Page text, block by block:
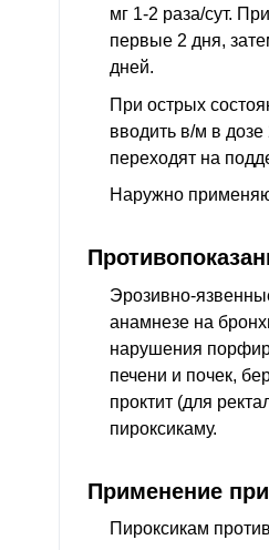
мг 1-2 раза/сут.
первые 2 дня,
дней.
При острых
вводить в/м в дозе
переходят на
Наружно
Эрозивно-
анамнезе на
нарушения
печени и почек,
проктит (для
пироксикаму.
Применение
Пироксикам